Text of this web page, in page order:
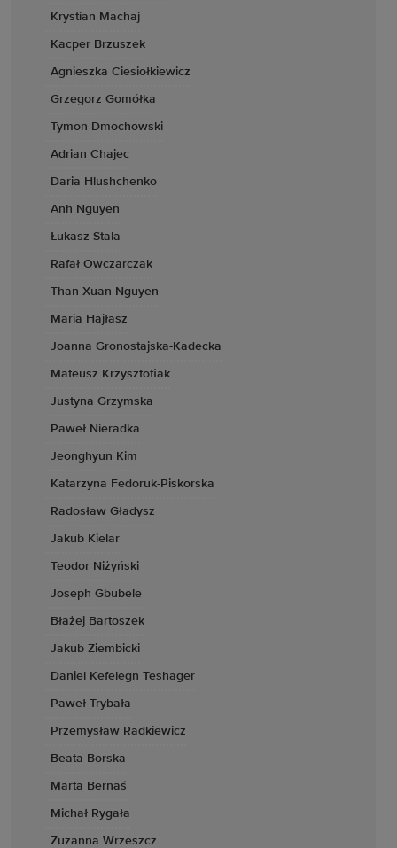
Krystian Machaj
Kacper Brzuszek
Agnieszka Ciesiołkiewicz
Grzegorz Gomółka
Tymon Dmochowski
Adrian Chajec
Daria Hlushchenko
Anh Nguyen
Łukasz Stala
Rafał Owczarczak
Than Xuan Nguyen
Maria Hajłasz
Joanna Gronostajska-Kadecka
Mateusz Krzysztofiak
Justyna Grzymska
Paweł Nieradka
Jeonghyun Kim
Katarzyna Fedoruk-Piskorska
Radosław Gładysz
Jakub Kielar
Teodor Niżyński
Joseph Gbubele
Błażej Bartoszek
Jakub Ziembicki
Daniel Kefelegn Teshager
Paweł Trybała
Przemysław Radkiewicz
Beata Borska
Marta Bernaś
Michał Rygała
Zuzanna Wrzeszcz